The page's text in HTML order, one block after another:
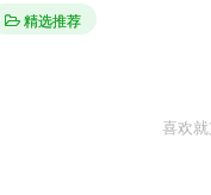
精选推荐
喜欢